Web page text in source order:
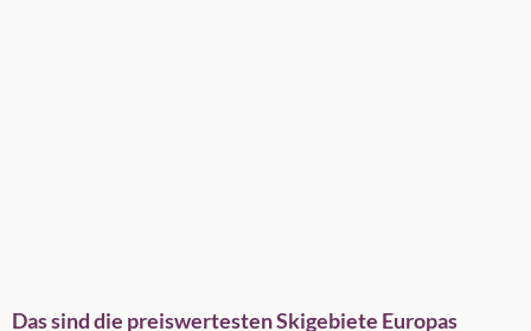
Das sind die preiswertesten Skigebiete Europas